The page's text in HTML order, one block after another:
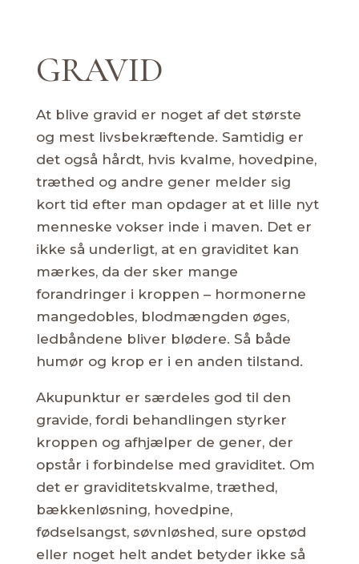
GRAVID
At blive gravid er noget af det største
og mest livsbekræftende. Samtidig er
det også hårdt, hvis kvalme, hovedpine,
træthed og andre gener melder sig
kort tid efter man opdager at et lille nyt
menneske vokser inde i maven. Det er
ikke så underligt, at en graviditet kan
mærkes, da der sker mange
forandringer i kroppen – hormonerne
mangedobles, blodmængden øges,
ledbåndene bliver blødere. Så både
humør og krop er i en anden tilstand.
Akupunktur er særdeles god til den
gravide, fordi behandlingen styrker
kroppen og afhjælper de gener, der
opstår i forbindelse med graviditet. Om
det er graviditetskvalme, træthed,
bækkenløsning, hovedpine,
fødselsangst, søvnløshed, sure opstød
eller noget helt andet betyder ikke så